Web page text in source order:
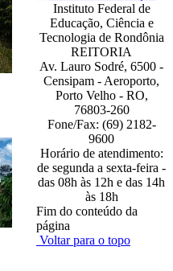
Instituto Federal de
Educação, Ciência e
Tecnologia de Rondônia
REITORIA
Av. Lauro Sodré, 6500 -
Censipam - Aeroporto,
Porto Velho - RO,
76803-260
Fone/Fax: (69) 2182-
9600
Horário de atendimento:
de segunda a sexta-feira -
das 08h às 12h e das 14h
às 18h
Fim do conteúdo da
página
Voltar para o topo